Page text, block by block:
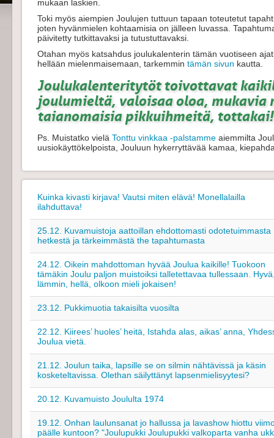
mukaan laskien.
Toki myös aiempien Joulujen tuttuun tapaan toteutetut
joten hyvänmielen kohtaamisia on jälleen luvassa.
päivitetty tutkittavaksi ja tutustuttavaksi.
Otahan myös katsahdus joulukalenterin tämän vuotiseen
hellään mielenmaisemaan, tarkemmin tämän sivun kautta.
Joulukalenteritytöt toivottavat
joulumieltä, valoisaa oloa, mukavia
taianomaisia pikkuihmeitä, tottakai!
Ps. Muistatko vielä Tonttu vinkkaa -palstamme aiemmilta
uusiokäyttökelpoista, Jouluun hykerryttävää kamaa,
Kuinka kivasti kirjava! Vautsi miten elävä! Monellalailla
ilahduttava!
25.12. Kuvamuistoja aattoillan ehdottomasti odotetuimmasta
hetkestä ja tärkeimmästä the tapahtumasta
24.12. Oikein mahdottoman hyvää Joulua kaikille! Tuokoon
tämäkin Joulu paljon muistoiksi talletettavaa tullessaan.
lämmin, hellä, olkoon mieli jokaisen!
23.12. Pukkimuotia takaisilta vuosilta
22.12. Kiirees’ huoles’ heitä, Istahda alas, aikas’ anna,
Joulua vietä.
21.12. Joulun taika, lapsille se on silmin nähtävissä ja käsin
kosketeltavissa. Olethan säilyttänyt lapsenmielisyytesi?
20.12. Kuvamuisto Joululta 1974
19.12. Onhan laulunsanat jo hallussa ja lavashow hiottu
päälle kuntoon? "Joulupukki Joulupukki valkoparta vanha